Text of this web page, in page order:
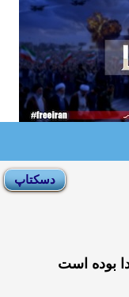
بوده است